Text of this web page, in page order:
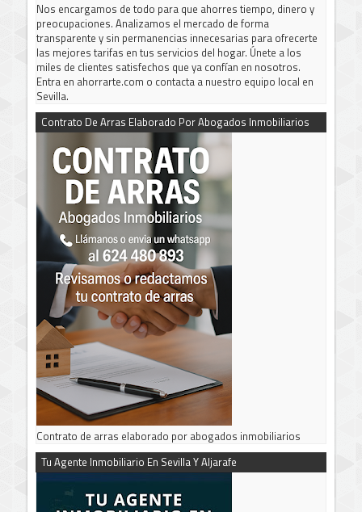
Nos encargamos de todo para que ahorres tiempo, dinero y
preocupaciones. Analizamos el mercado de forma
transparente y sin permanencias innecesarias para ofrecerte
las mejores tarifas en tus servicios del hogar. Únete a los
miles de clientes satisfechos que ya confían en nosotros.
Entra en ahorrarte.com o contacta a nuestro equipo local en
Sevilla.
Contrato De Arras Elaborado Por Abogados Inmobiliarios
Contrato de arras elaborado por abogados inmobiliarios
Tu Agente Inmobiliario En Sevilla Y Aljarafe